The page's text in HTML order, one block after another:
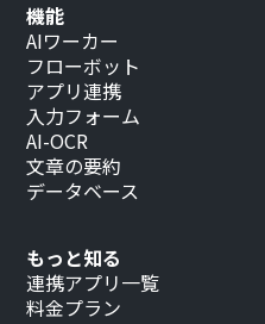
もっと知る
連携アプリ一覧
料金プラン
機能
AIワーカー
フローボット
アプリ連携
入力フォーム
AI-OCR
文章の要約
データベース